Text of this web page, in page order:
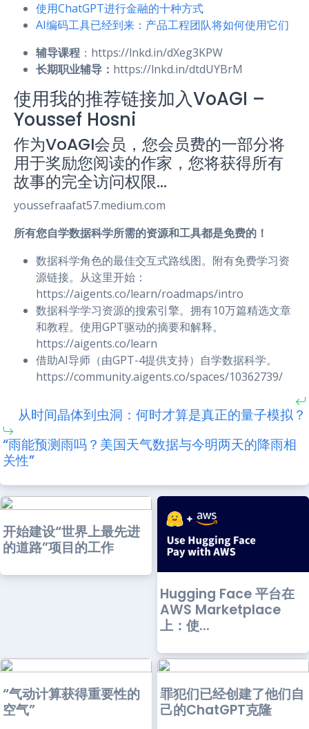
使用ChatGPT进行金融的十种方式
AI编码工具已经到来：产品工程团队将如何使用它们
辅导课程 ：https://lnkd.in/dXeg3KPW
长期职业辅导： https://lnkd.in/dtdUYBrM
使用我的推荐链接加入VoAGI –
Youssef Hosni
作为VoAGI会员，您会员费的一部分将
用于奖励您阅读的作家，您将获得所有
故事的完全访问权限…
youssefraafat57.medium.com
所有您自学数据科学所需的资源和工具都是免费的！
数据科学角色的最佳交互式路线图。附有免费学习资
源链接。从这里开始：
https://aigents.co/learn/roadmaps/intro
数据科学学习资源的搜索引擎。拥有10万篇精选文章
和教程。使用GPT驱动的摘要和解释。
https://aigents.co/learn
借助AI导师（由GPT-4提供支持）自学数据科学。
https://community.aigents.co/spaces/10362739/
从时间晶体到虫洞：何时才算是真正的量子模拟？
“雨能预测雨吗？美国天气数据与今明两天的降雨相
关性”
开始建设“世界上最先进
的道路”项目的工作
Hugging Face 平台在
AWS Marketplace
上：使...
“气动计算获得重要性的
空气”
罪犯们已经创建了他们自
己的ChatGPT克隆